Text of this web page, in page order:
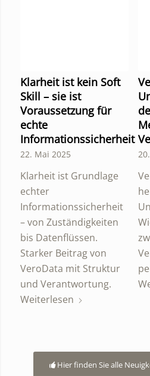
Klarheit ist kein Soft
Skill – sie ist
Voraussetzung für
echte
Informationssicherheit
22. Mai 2025
Klarheit ist Grundlage
echter
Informationssicherheit
– von Zuständigkeiten
bis Datenflüssen.
Starker Beitrag von
VeroData mit Struktur
und Verantwortung.
Weiterlesen
Hier finden Sie alle